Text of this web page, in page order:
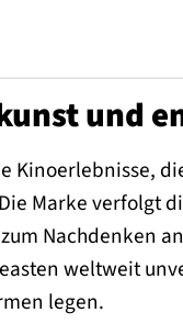
und
Marke verfolgt
Nachdenken
weltweit
legen.